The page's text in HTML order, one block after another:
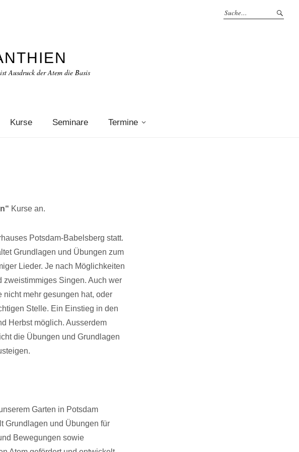
Ausdruck der Atem die Basis
Kurse Seminare Termine
Kurse an.
Potsdam-Babelsberg statt.
Grundlagen und Übungen zum
Lieder. Je nach Möglichkeiten
zweistimmiges Singen. Auch wer
mehr gesungen hat, oder
Stelle. Ein Einstieg in den
Herbst möglich. Ausserdem
die Übungen und Grundlagen
Garten in Potsdam
Grundlagen und Übungen für
Bewegungen sowie